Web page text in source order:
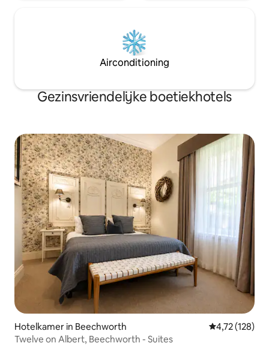
Airconditioning
Gezinsvriendelijke boetiekhotels
Hotelkamer in Beechworth Gemiddelde
4,72 (128)
Twelve on Albert, Beechworth - Suites